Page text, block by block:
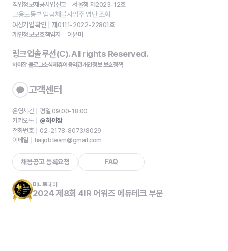
직업정보제공사업신고
서울청 제2023-12호
고용노동부 임금체불사업주 명단 조회
여성기업 확인
제0111-2022-22801호
개인정보보호책임자
이윤미
링크업솔루션(C). All rights Reserved.
하이잡 블로그소식제휴이용약관개인정보 보호정책
고객센터
운영시간
평일 09:00-18:00
카카오톡
@하이잡
전화번호
02-2178-8073/8029
이메일
haijobteam@gmail.com
채용공고 등록요청 FAQ
머니투데이
2024 제8회 4IR 어워즈 에듀테크 부문